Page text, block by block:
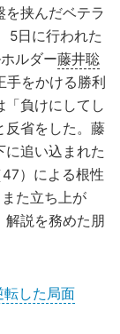
挟んだベテラ
5日に行われた
ルダー藤井聡
をかける勝利
「負けにしてし
反省をした。藤
追い込まれた
）による根性
た立ち上が
解説を務めた朋
した局面